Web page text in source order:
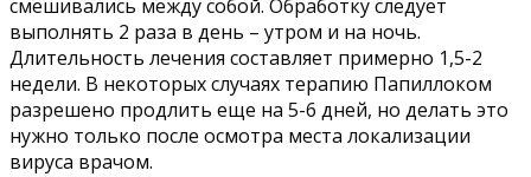
смешивались между собой. Обработку следует
выполнять 2 раза в день – утром и на ночь.
Длительность лечения составляет примерно 1,5-2
недели. В некоторых случаях терапию Папиллоком
разрешено продлить еще на 5-6 дней, но делать это
нужно только после осмотра места локализации
вируса врачом.